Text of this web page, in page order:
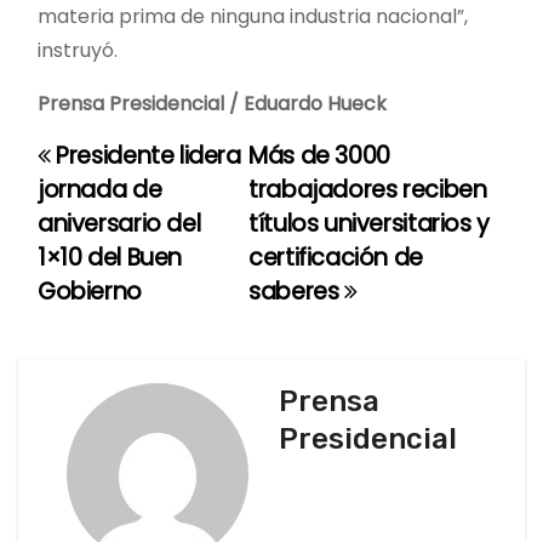
materia prima de ninguna industria nacional”,
instruyó.
Prensa Presidencial / Eduardo Hueck
N
a
v
Más de 3000
trabajadores reciben
títulos universitarios y
certificación de
saberes
Presidente lidera
jornada de
aniversario del
1×10 del Buen
Gobierno
Prensa
Presidencial